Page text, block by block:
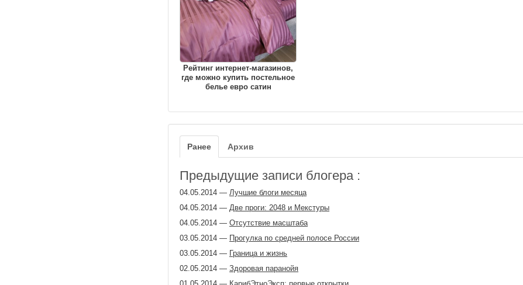
Рейтинг интернет-магазинов,
где можно купить постельное
белье евро сатин
Ранее Архив
Предыдущие записи блогера :
04.05.2014 — Лучшие блоги месяца
04.05.2014 — Две проги: 2048 и Мекстуры
04.05.2014 — Отсутствие масштаба
03.05.2014 — Прогулка по средней полосе России
03.05.2014 — Граница и жизнь
02.05.2014 — Здоровая паранойя